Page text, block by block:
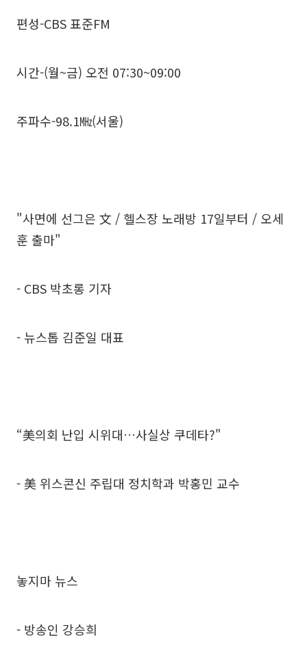
편성-CBS 표준FM
시간-(월~금) 오전 07:30~09:00
주파수-98.1㎒(서울)
"사면에 선그은 文 / 헬스장 노래방 17일부터 / 오세
훈 출마"
- CBS 박초롱 기자
- 뉴스톱 김준일 대표
“美의회 난입 시위대…사실상 쿠데타?"
- 美 위스콘신 주립대 정치학과 박홍민 교수
놓지마 뉴스
- 방송인 강승희